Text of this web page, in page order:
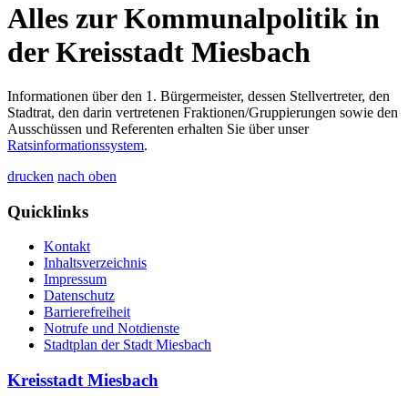
Alles zur Kommunalpolitik in
der Kreisstadt Miesbach
Informationen über den 1. Bürgermeister, dessen Stellvertreter, den
Stadtrat, den darin vertretenen Fraktionen/Gruppierungen sowie den
Ausschüssen und Referenten erhalten Sie über unser
Ratsinformationssystem.
drucken nach oben
Quicklinks
Kontakt
Inhaltsverzeichnis
Impressum
Datenschutz
Barrierefreiheit
Notrufe und Notdienste
Stadtplan der Stadt Miesbach
Kreisstadt Miesbach